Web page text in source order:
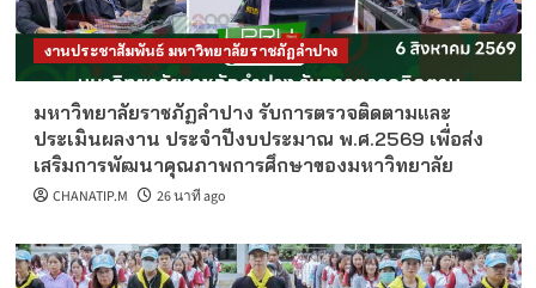
งานประชาสัมพันธ์ มหาวิทยาลัยราชภัฏลำปาง
มหาวิทยาลัยราชภัฏลำปาง รับการตรวจติดตามและ
ประเมินผลงาน ประจำปีงบประมาณ พ.ศ.2569 เพื่อส่ง
เสริมการพัฒนาคุณภาพการศึกษาของมหาวิทยาลัย
CHANATIP.M 26 นาที ago